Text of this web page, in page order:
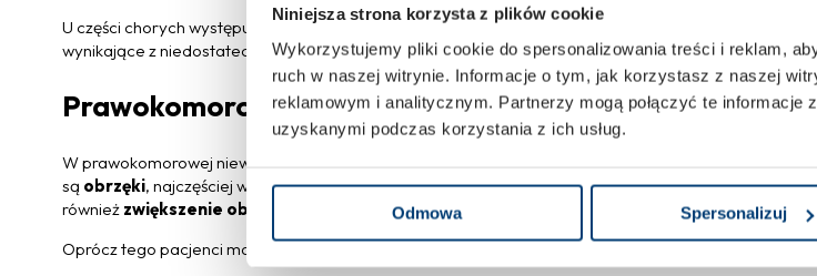
Niniejsza strona korzysta z plików cookie
Wykorzystujemy pliki cookie do spersonalizowania treści i reklam,
ruch w naszej witrynie. Informacje o tym, jak korzystasz z naszej
reklamowym i analitycznym. Partnerzy mogą połączyć te informacje
uzyskanymi podczas korzystania z ich usług.
Odmowa Spersonalizuj
U części chorych występuje teżsinica warg, uczucie kołatania serca i spadek tolerancji wysiłku
wynikające z niedostatecznego zaopatrzenia tkanek w tlen.
Prawokomorowa niewydolność serca – objawy
W prawokomorowej niewydolności serca dochodzi do zastoju krwi w krążeniu żylnym. Typowym
są obrzęki, najczęściej w okolicy kostek i podudzi, nasilające się pod koniec dnia. Często obserwuje
również zwiększenie obwodu brzucha
spowodowane gromadzeniem się płynu w jamie otrzewnej.
Oprócz tego pacjenci mogą zgłaszać: